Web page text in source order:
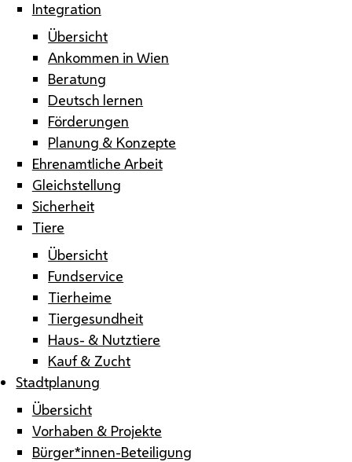
Integration
Übersicht
Ankommen in Wien
Beratung
Deutsch lernen
Förderungen
Planung & Konzepte
Ehrenamtliche Arbeit
Gleichstellung
Sicherheit
Tiere
Übersicht
Fundservice
Tierheime
Tiergesundheit
Haus- & Nutztiere
Kauf & Zucht
Stadtplanung
Übersicht
Vorhaben & Projekte
Bürger*innen-Beteiligung